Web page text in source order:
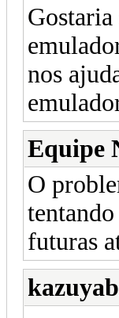
nos
Equipe
O
futuras